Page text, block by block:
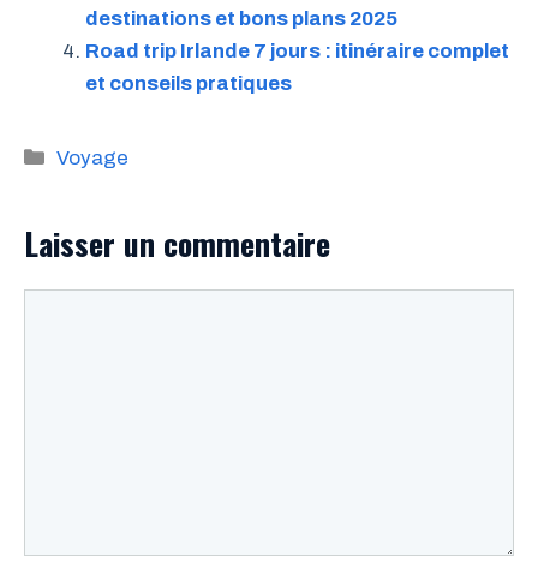
destinations et bons plans 2025
Road trip Irlande 7 jours : itinéraire complet
et conseils pratiques
Catégories
Voyage
Laisser un commentaire